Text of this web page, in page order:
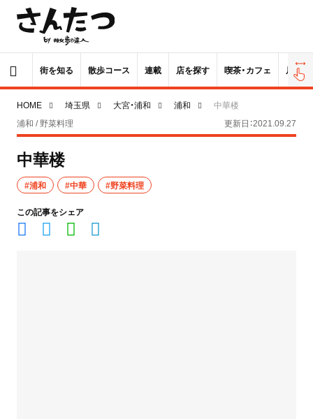
街を知る 散歩コース 連載 店を探す 喫茶・カフェ 居酒屋
HOME 埼玉県 大宮・浦和 浦和
中華楼
浦和 / 野菜料理
更新日：2021.09.27
中華楼
#浦和 #中華 #野菜料理
この記事をシェア